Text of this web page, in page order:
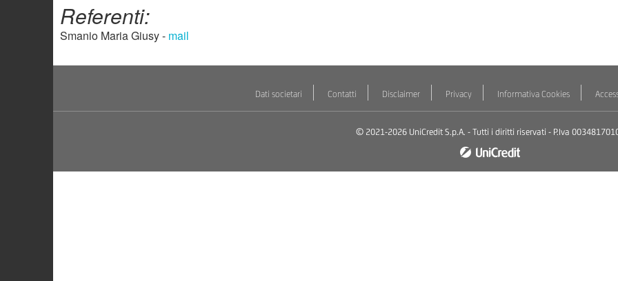
Referenti:
Smanio Maria Giusy - mail
Dati societari Contatti Disclaimer Privacy Informativa Cookies
© 2021-2026 UniCredit S.p.A. - Tutti i diritti riservati - P.Iva